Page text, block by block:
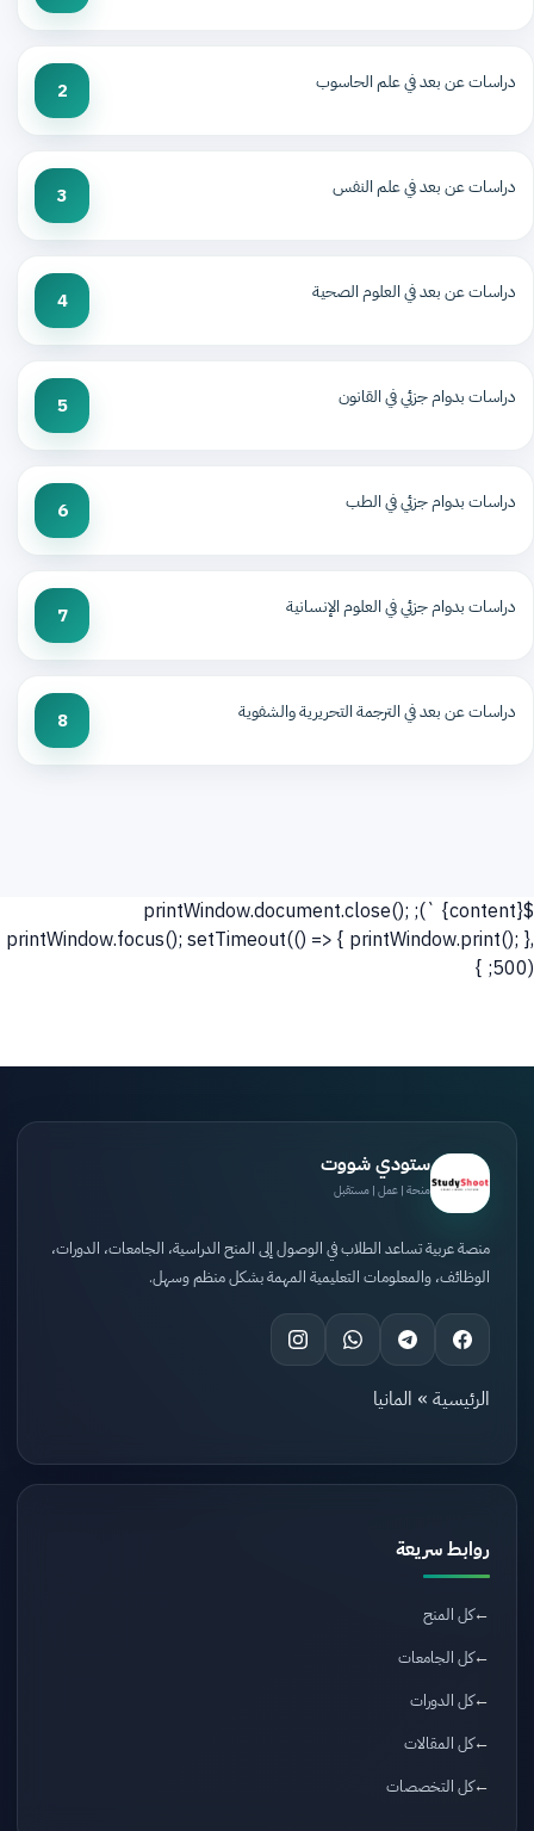
دراسات عن بعد في علم الحاسوب 2
دراسات عن بعد في علم النفس 3
دراسات عن بعد في العلوم الصحية 4
دراسات بدوام جزئي في القانون 5
دراسات بدوام جزئي في الطب 6
دراسات بدوام جزئي في العلوم الإنسانية 7
دراسات عن بعد في الترجمة التحريرية والشفوية 8
${content}
`); printWindow.document.close();
printWindow.focus(); setTimeout(() => { printWindow.print(); },
500); }
ستودي شووت
منحة | عمل | مستقبل
منصة عربية تساعد الطلاب في الوصول إلى المنح الدراسية، الجامعات، الدورات،
الوظائف، والمعلومات التعليمية المهمة بشكل منظم وسهل.
الرئيسية » المانيا
روابط سريعة
كل المنح
كل الجامعات
كل الدورات
كل المقالات
كل التخصصات